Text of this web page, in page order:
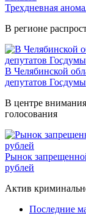
Трехдневная
В регионе
В Челябинской
депутатов Госдумы
В центре
голосования
Рынок
рублей
Актив
Последние